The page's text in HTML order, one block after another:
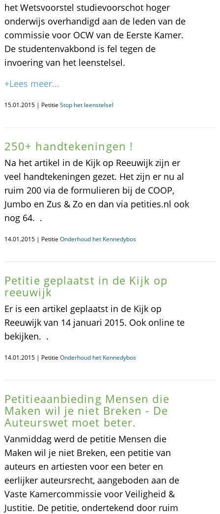
het Wetsvoorstel studievoorschot hoger
onderwijs overhandigd aan de leden van de
commissie voor OCW van de Eerste Kamer.
De studentenvakbond is fel tegen de
invoering van het leenstelsel.
+Lees meer...
15.01.2015 | Petitie Stop het leenstelsel
250+ handtekeningen !
Na het artikel in de Kijk op Reeuwijk zijn er
veel handtekeningen gezet. Het zijn er nu al
ruim 200 via de formulieren bij de COOP,
Jumbo en Zus & Zo en dan via petities.nl ook
nog 64. .
14.01.2015 | Petitie Onderhoud het Kennedybos
Petitie geplaatst in de Kijk op
reeuwijk
Er is een artikel geplaatst in de Kijk op
Reeuwijk van 14 januari 2015. Ook online te
bekijken. .
14.01.2015 | Petitie Onderhoud het Kennedybos
Petitieaanbieding Mensen die
Maken wil je niet Breken - De
Auteurswet moet beter.
Vanmiddag werd de petitie Mensen die
Maken wil je niet Breken, een petitie van
auteurs en artiesten voor een beter en
eerlijker auteursrecht, aangeboden aan de
Vaste Kamercommissie voor Veiligheid &
Justitie. De petitie, ondertekend door ruim